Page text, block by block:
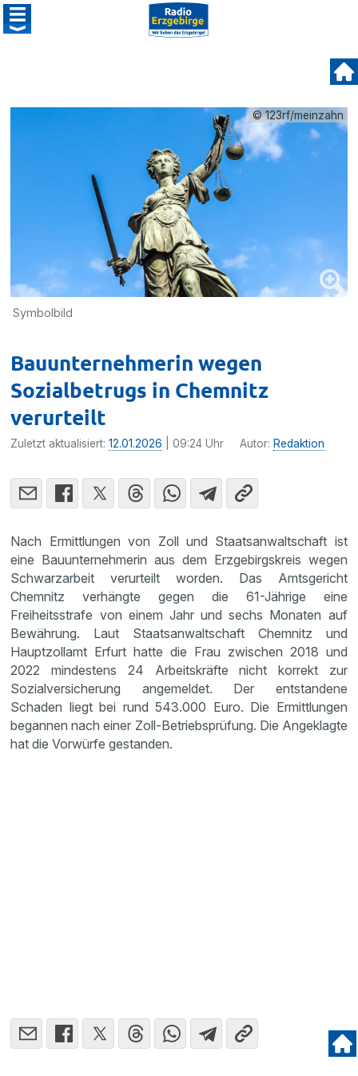
© 123rf/meinzahn
Symbolbild
Bauunternehmerin wegen
Sozialbetrugs in Chemnitz
verurteilt
Zuletzt aktualisiert:12.01.2026 | 09:24 Uhr Autor: Redaktion
Nach Ermittlungen von Zoll und Staatsanwaltschaft ist
eine Bauunternehmerin aus dem Erzgebirgskreis wegen
Schwarzarbeit verurteilt worden. Das Amtsgericht
Chemnitz verhängte gegen die 61-Jährige eine
Freiheitsstrafe von einem Jahr und sechs Monaten auf
Bewährung. Laut Staatsanwaltschaft Chemnitz und
Hauptzollamt Erfurt hatte die Frau zwischen 2018 und
2022 mindestens 24 Arbeitskräfte nicht korrekt zur
Sozialversicherung angemeldet. Der entstandene
Schaden liegt bei rund 543.000 Euro. Die Ermittlungen
begannen nach einer Zoll-Betriebsprüfung. Die Angeklagte
hat die Vorwürfe gestanden.